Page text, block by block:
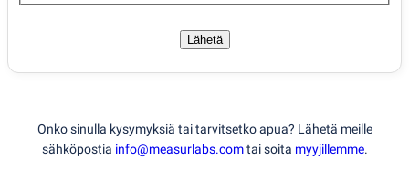
Lähetä
Onko sinulla kysymyksiä tai tarvitsetko apua? Lähetä meille
sähköpostia info@measurlabs.comtai soita myyjillemme.